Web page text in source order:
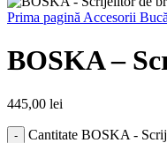
Prima pagină Accesorii
BOSKA –
445,00 lei
Cantitate BOSKA -